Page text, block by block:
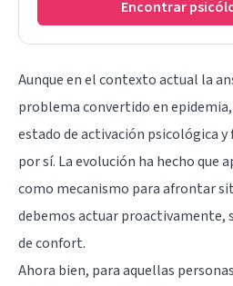
Encontrar
Aunque en el contexto actual la
problema convertido en
estado de activación psicológica
por sí. La evolución ha hecho que
como mecanismo para afrontar
debemos actuar proactivamente,
de confort.
Ahora bien, para aquellas